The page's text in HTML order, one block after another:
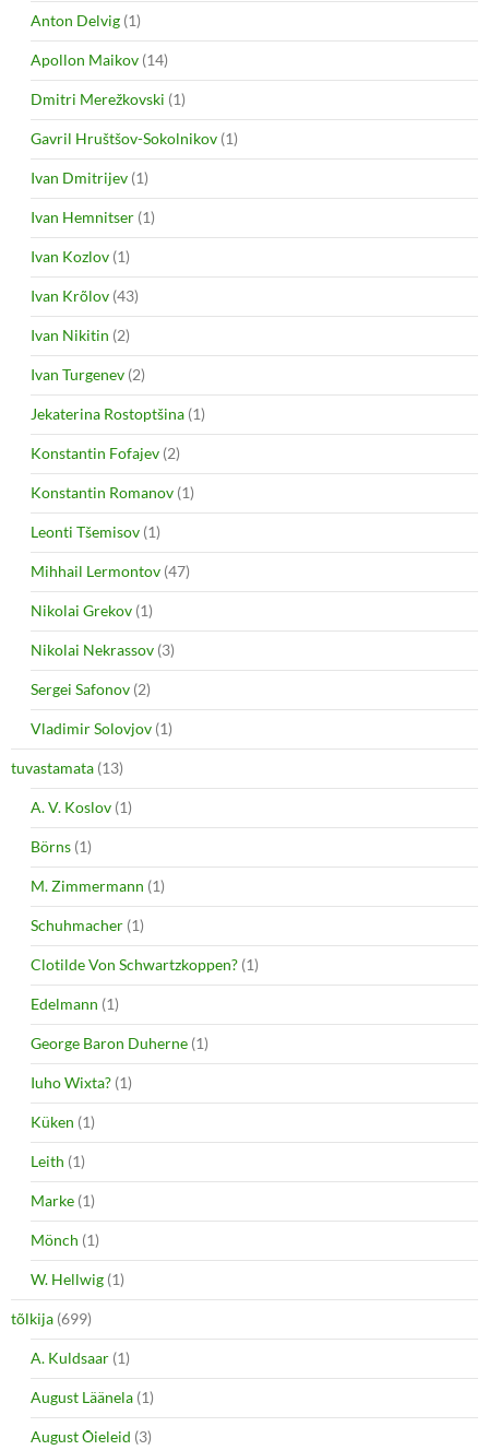
Anton Delvig (1)
Apollon Maikov (14)
Dmitri Merežkovski (1)
Gavril Hruštšov-Sokolnikov (1)
Ivan Dmitrijev (1)
Ivan Hemnitser (1)
Ivan Kozlov (1)
Ivan Krõlov (43)
Ivan Nikitin (2)
Ivan Turgenev (2)
Jekaterina Rostoptšina (1)
Konstantin Fofajev (2)
Konstantin Romanov (1)
Leonti Tšemisov (1)
Mihhail Lermontov (47)
Nikolai Grekov (1)
Nikolai Nekrassov (3)
Sergei Safonov (2)
Vladimir Solovjov (1)
tuvastamata (13)
A. V. Koslov (1)
Börns (1)
M. Zimmermann (1)
Schuhmacher (1)
Clotilde Von Schwartzkoppen? (1)
Edelmann (1)
George Baron Duherne (1)
Iuho Wixta? (1)
Küken (1)
Leith (1)
Marke (1)
Mönch (1)
W. Hellwig (1)
tõlkija (699)
A. Kuldsaar (1)
August Läänela (1)
August Õieleid (3)